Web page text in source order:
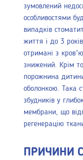
зумовлений
особливостями
випадків
життя і до 3
отримані з
знижений. Крім
порожнина
оболонкою. Така
збудників у
мембрани, що
регенерацію
ПРИЧИНИ